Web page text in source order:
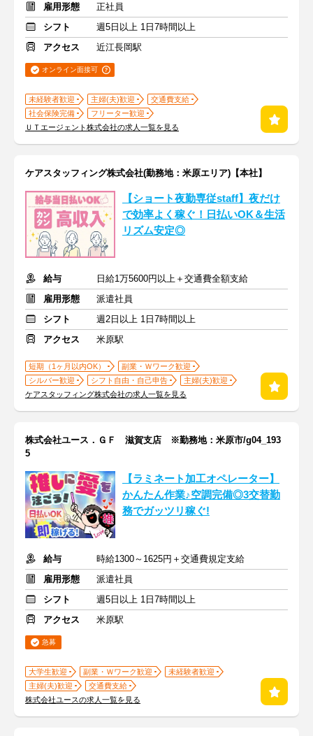
雇用形態
正社員
シフト
週5日以上 1日7時間以上
アクセス
近江長岡駅
オンライン面接可
未経験者歓迎 主婦(夫)歓迎
交通費支給
社会保険完備
フリーター歓迎
ＵＴエージェント株式会社の求人一覧を見る
ケアスタッフィング株式会社(勤務地：米原エリア)【本社】
【ショート夜勤専従staff】夜だけ
で効率よく稼ぐ！日払いOK＆生活
リズム安定◎
給与
日給1万5600円以上＋交通費全額支給
雇用形態
派遣社員
シフト
週2日以上 1日7時間以上
アクセス
米原駅
短期（1ヶ月以内OK）
副業・Ｗワーク歓迎
シルバー歓迎
シフト自由・自己申告
主婦(夫)歓迎
ケアスタッフィング株式会社の求人一覧を見る
株式会社ユース．ＧＦ 滋賀支店 ※勤務地：米原市/g04_193
5
【ラミネート加工オペレーター】
かんたん作業♪空調完備◎3交替勤
務でガッツリ稼ぐ!
給与
時給1300～1625円＋交通費規定支給
雇用形態
派遣社員
シフト
週5日以上 1日7時間以上
アクセス
米原駅
急募
大学生歓迎 副業・Ｗワーク歓迎
未経験者歓迎
主婦(夫)歓迎
交通費支給
株式会社ユースの求人一覧を見る